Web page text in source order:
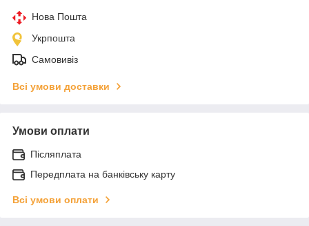
Нова Пошта
Укрпошта
Самовивіз
Всі умови доставки
Умови оплати
Післяплата
Передплата на банківську карту
Всі умови оплати